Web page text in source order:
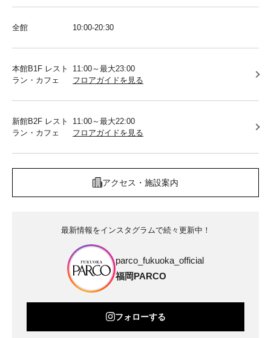
全館 10:00-20:30
本館B1F レスト
ラン・カフェ
11:00～最大23:00
フロアガイドを見る
新館B2F レスト
ラン・カフェ
11:00～最大22:00
フロアガイドを見る
アクセス・施設案内
最新情報をインスタグラムで続々更新中！
parco_fukuoka_official
福岡PARCO
フォローする